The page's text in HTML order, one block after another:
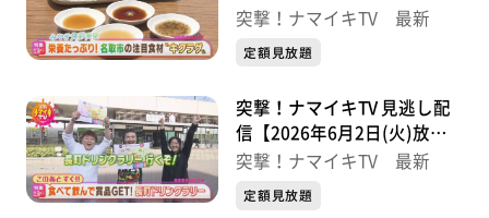
分】
突撃！ナマイキTV 最新
定額見放題
突撃！ナマイキTV 見逃し配
信【2026年6月2日(火)放送
分】
突撃！ナマイキTV 最新
定額見放題